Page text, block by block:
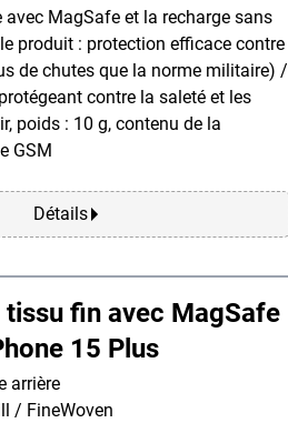
MagSafe et la recharge sans
produit : protection efficace contre
de chutes que la norme militaire) /
contre la saleté et les
poids : 10 g, contenu de la
GSM
Détails
tissu fin avec MagSafe
15 Plus
arrière
/ FineWoven